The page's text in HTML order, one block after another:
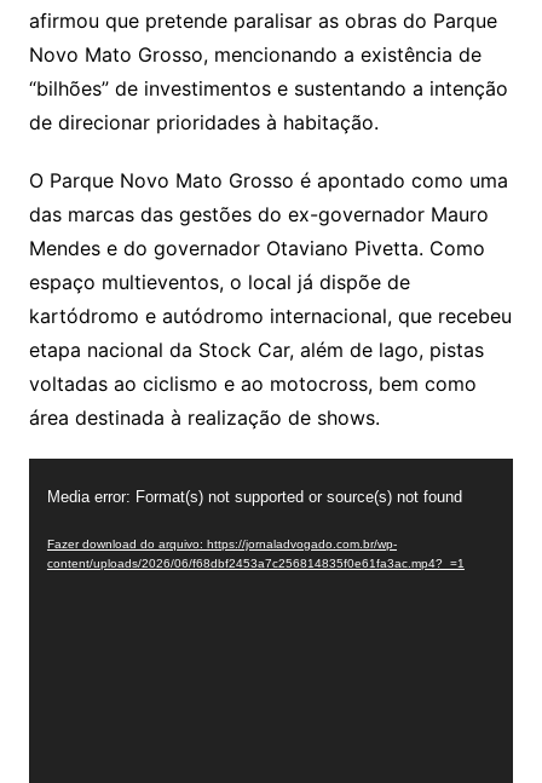
afirmou que pretende paralisar as obras do Parque
Novo Mato Grosso, mencionando a existência de
“bilhões” de investimentos e sustentando a intenção
de direcionar prioridades à habitação.
O Parque Novo Mato Grosso é apontado como uma
das marcas das gestões do ex-governador Mauro
Mendes e do governador Otaviano Pivetta. Como
espaço multieventos, o local já dispõe de
kartódromo e autódromo internacional, que recebeu
etapa nacional da Stock Car, além de lago, pistas
voltadas ao ciclismo e ao motocross, bem como
área destinada à realização de shows.
deMedia error: Format(s) not supported or source(s) not found
Fazer download do arquivo: https://jornaladvogado.com.br/wp-
content/uploads/2026/06/f68dbf2453a7c256814835f0e61fa3ac.mp4?_=1